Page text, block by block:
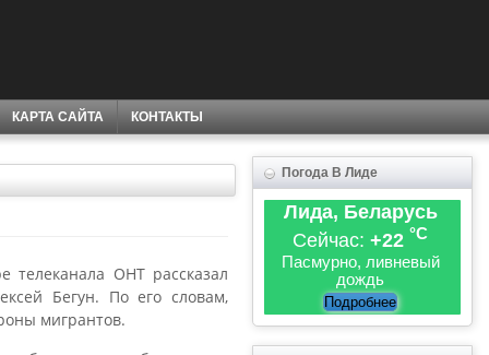
КАРТА САЙТА КОНТАКТЫ
ОНТ рассказал
Бегун. По его словам,
мигрантов.
Погода В Лиде
Лида, Беларусь
Сейчас: +22 °C
Пасмурно, ливневый
дождь
Подробнее